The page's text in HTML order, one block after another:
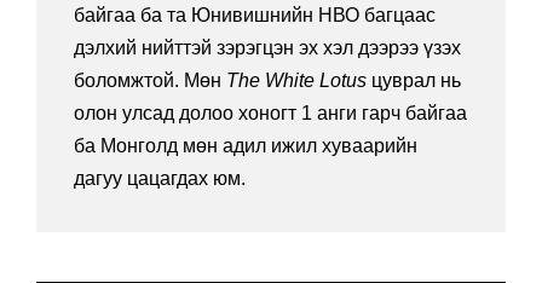
байгаа ба та Юнивишнийн НВО багцаас
дэлхий нийттэй зэрэгцэн эх хэл дээрээ үзэх
боломжтой. Мөн The White Lotus цуврал нь
олон улсад долоо хоногт 1 анги гарч байгаа
ба Монголд мөн адил ижил хуваарийн
дагуу цацагдах юм.